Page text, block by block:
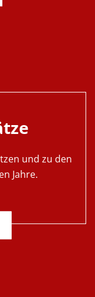
und zu den
Jahre.